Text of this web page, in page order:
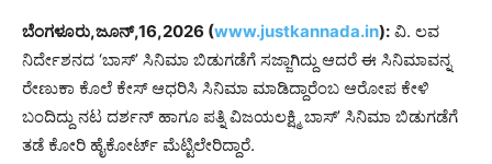
ಬೆಂಗಳೂರು,ಜೂನ್,16,2026 (www.justkannada.in): ವಿ. ಲವ
ನಿರ್ದೇಶನದ ‘ಬಾಸ್’ ಸಿನಿಮಾ ಬಿಡುಗಡೆಗೆ ಸಜ್ಜಾಗಿದ್ದು ಆದರೆ ಈ ಸಿನಿಮಾವನ್ನ
ರೇಣುಕಾ ಕೊಲೆ ಕೇಸ್ ಆಧರಿಸಿ ಸಿನಿಮಾ ಮಾಡಿದ್ದಾರೆಂಬ ಆರೋಪ ಕೇಳಿ
ಬಂದಿದ್ದು ನಟ ದರ್ಶನ್ ಹಾಗೂ ಪತ್ನಿ ವಿಜಯಲಕ್ಷ್ಮಿ ಬಾಸ್’ ಸಿನಿಮಾ ಬಿಡುಗಡೆಗೆ
ತಡೆ ಕೋರಿ ಹೈಕೋರ್ಟ್ ಮೆಟ್ಟಿಲೇರಿದ್ದಾರೆ.